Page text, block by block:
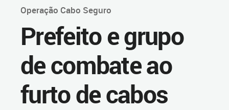
Operação Cabo Seguro
Prefeito e grupo
de combate ao
furto de cabos